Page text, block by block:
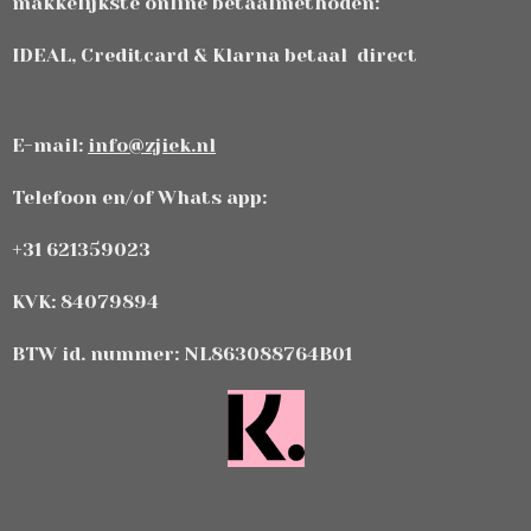
IDEAL, Creditcard & Klarna betaal direct
E-mail: info@zjiek.nl
Telefoon en/of Whats app:
+31 621359023
KVK: 84079894
BTW id. nummer: NL863088764B01